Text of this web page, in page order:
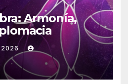
Armonía,
2026